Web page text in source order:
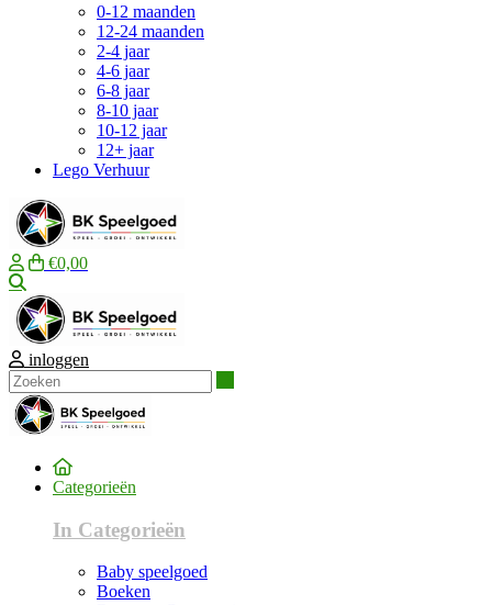
0-12 maanden
12-24 maanden
2-4 jaar
4-6 jaar
6-8 jaar
8-10 jaar
10-12 jaar
12+ jaar
Lego Verhuur
€0,00
inloggen
Categorieën
In Categorieën
Baby speelgoed
Boeken